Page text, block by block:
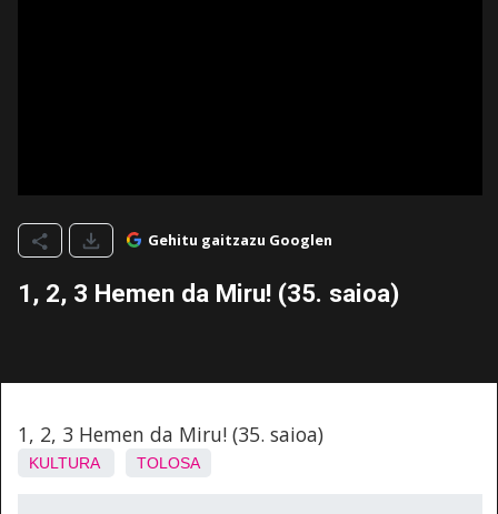
Gehitu gaitzazu Googlen
1, 2, 3 Hemen da Miru! (35. saioa)
1, 2, 3 Hemen da Miru! (35. saioa)
KULTURA TOLOSA